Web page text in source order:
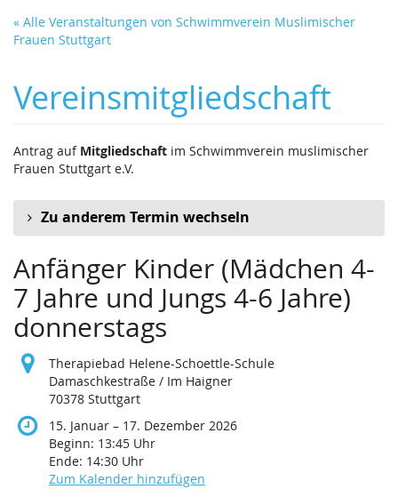
Zum
Haupt-
« Alle Veranstaltungen von Schwimmverein Muslimischer
Frauen Stuttgart
Vereinsmitgliedschaft
Antrag auf Mitgliedschaft im Schwimmverein muslimischer
Frauen Stuttgart e.V.
Zu anderem Termin wechseln
Anfänger Kinder (Mädchen 4-
7 Jahre und Jungs 4-6 Jahre)
donnerstags
Therapiebad Helene-Schoettle-Schule
Damaschkestraße / Im Haigner
70378 Stuttgart
15. Januar –bis
17. Dezember 2026
Beginn: 13:45 Uhr
Ende: 14:30 Uhr
Zum Kalender hinzufügen